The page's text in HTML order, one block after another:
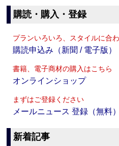
購読・購入・登録
プランいろいろ、スタイルに合
購読申込み（新聞 / 電子版）
書籍、電子商材の購入はこちら
オンラインショップ
まずはご登録ください
メールニュース 登録（無料）
新着記事